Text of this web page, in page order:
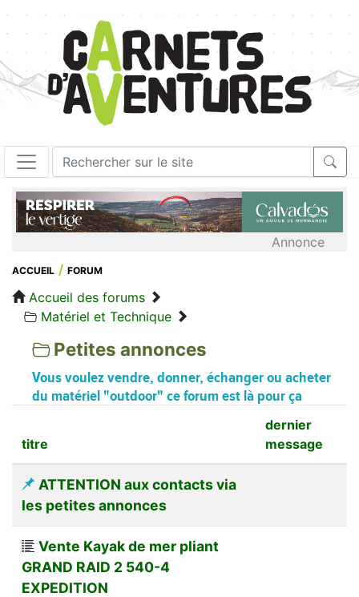
Annonce
ACCUEIL FORUM
Accueil des forums
Matériel et Technique
Petites annonces
Vous voulez vendre, donner, échanger ou acheter
du matériel "outdoor" ce forum est là pour ça
titre
dernier
message
ATTENTION aux contacts via
les petites annonces
Vente Kayak de mer pliant
GRAND RAID 2 540-4
EXPEDITION